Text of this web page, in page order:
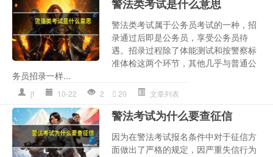
警法类考试是什么意思
警法类考试属于公务员考试的一种，招
录通过后即是公务员，享受公务员待
遇。招录过程除了体能测试和按警察标
准体检这两个环节，其他几乎与普通公
务员招录一样...
jf 10-22 2 20 文章列表
警法考试为什么要查征信
因为在警法考试报名条件中对于征信方
面做出了严格的规定，因严重失信行为